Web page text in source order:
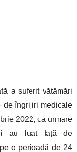
a suferit vătămări
de îngrijiri medicale
2022, ca urmare
au luat față de
o perioadă de 24